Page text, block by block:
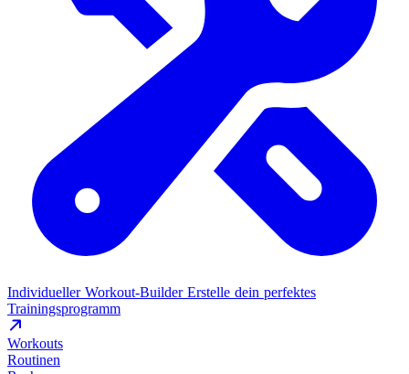
Individueller Workout-Builder Erstelle dein perfektes
Trainingsprogramm
Workouts
Routinen